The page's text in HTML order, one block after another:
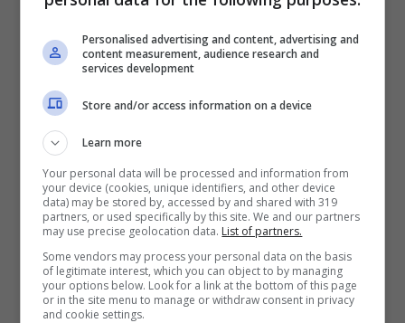
Reggina verso il 3-0 a
tavolino
I precedenti di gare perse a tavolino per un
errore nelle sostituzioni non mancano, anche
a livelli altissimi. Il 20 gennaio 2021, in Coppa
Italia, la Roma all’Olimpico venne eliminata
4-2 dallo Spezia.Anche in caso di successo
però, i giallorossi avrebbero pagato caro
Personalised advertising and content, advertising and
content measurement, audience research and
services development
Store and/or access information on a device
Learn more
Your personal data will be processed and information from
your device (cookies, unique identifiers, and other device
data) may be stored by, accessed by and shared with 319
partners, or used specifically by this site. We and our partners
may use precise geolocation data. List of partners.
Some vendors may process your personal data on the basis
of legitimate interest, which you can object to by managing
your options below. Look for a link at the bottom of this page
or in the site menu to manage or withdraw consent in privacy
and cookie settings.